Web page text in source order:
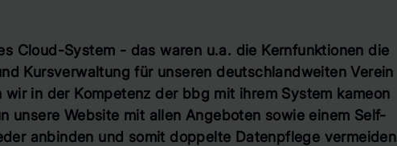
Cloud-System - das waren u.a. die Kernfunktionen die
Kursverwaltung für unseren deutschlandweiten Verein
in der Kompetenz der bbg mit ihrem System kameon
unsere Website mit allen Angeboten sowie einem Self-
anbinden und somit doppelte Datenpflege